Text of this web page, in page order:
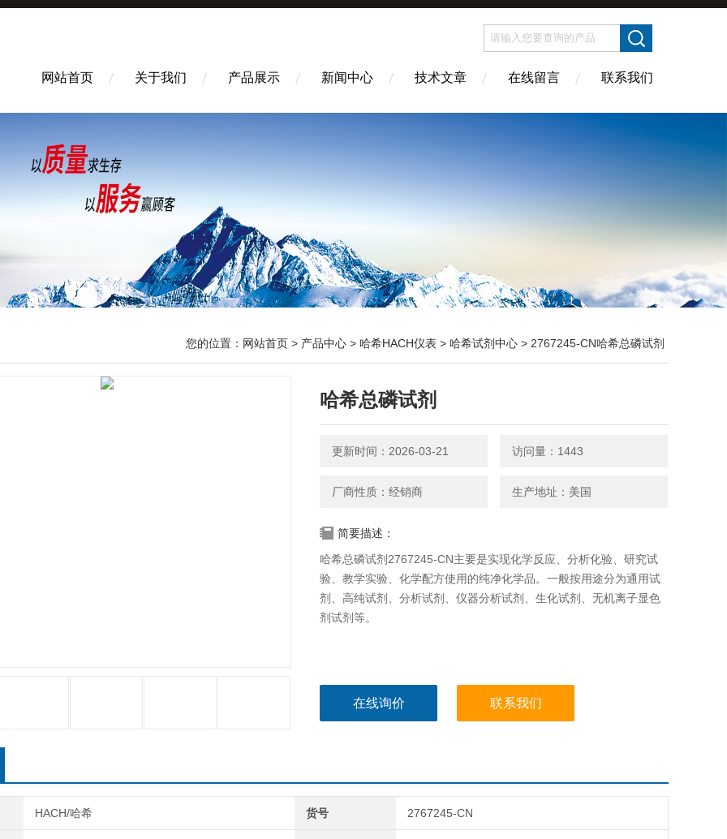
网站首页 关于我们 产品展示 新闻中心 技术文章 在线留言 联系我们
您的位置： 网站首页 > 产品中心 > 哈希HACH仪表 > 哈希试剂中心 > 2767245-CN哈希总磷试剂
哈希总磷试剂
更新时间：2026-03-21 访问量：1443
厂商性质：经销商 生产地址：美国
简要描述：
哈希总磷试剂2767245-CN主要是实现化学反应、分析化验、研究试
验、教学实验、化学配方使用的纯净化学品。一般按用途分为通用试
剂、高纯试剂、分析试剂、仪器分析试剂、生化试剂、无机离子显色
剂试剂等。
在线询价 联系我们
HACH/哈希 货号 2767245-CN